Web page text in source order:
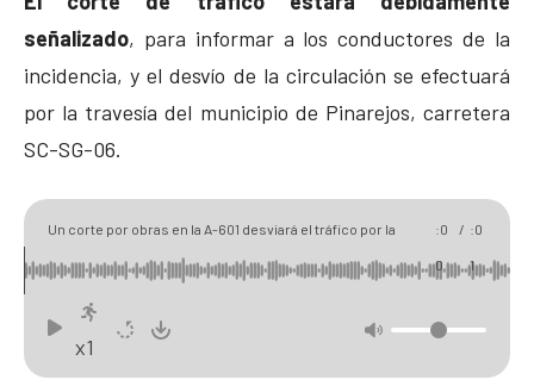
señalizado, para informar a los conductores de la
incidencia, y el desvío de la circulación se efectuará
por la travesía del municipio de Pinarejos, carretera
SC-SG-06.
Un corte por obras en la A-601 desviará el tráfico por la
travesía de Pinarejos los días 18 y 19 de junio
:0
0
/ :0
1
x1